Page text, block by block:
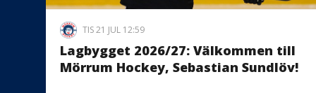
TIS 21 JUL 12:59
Lagbygget 2026/27: Välkommen till
Mörrum Hockey, Sebastian Sundlöv!